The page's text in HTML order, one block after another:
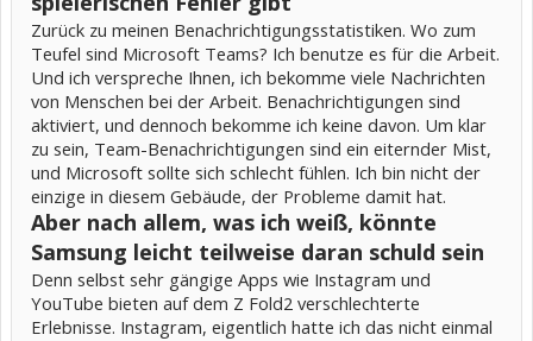
Zurück zu meinen Benachrichtigungsstatistiken. Wo zum
Teufel sind Microsoft Teams? Ich benutze es für die Arbeit.
Und ich verspreche Ihnen, ich bekomme viele Nachrichten
von Menschen bei der Arbeit. Benachrichtigungen sind
aktiviert, und dennoch bekomme ich keine davon. Um klar
zu sein, Team-Benachrichtigungen sind ein eiternder Mist,
und Microsoft sollte sich schlecht fühlen. Ich bin nicht der
einzige in diesem Gebäude, der Probleme damit hat.
Aber nach allem, was ich weiß, könnte
Samsung leicht teilweise daran schuld sein
Denn selbst sehr gängige Apps wie Instagram und
YouTube bieten auf dem Z Fold2 verschlechterte
Erlebnisse. Instagram, eigentlich hatte ich das nicht einmal